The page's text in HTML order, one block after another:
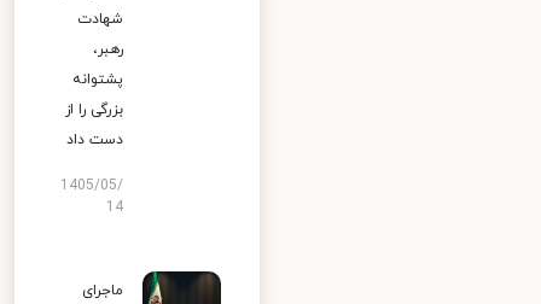
شهادت
رهبر،
پشتوانه
بزرگی را از
دست داد
1405/05/
14
ماجرای